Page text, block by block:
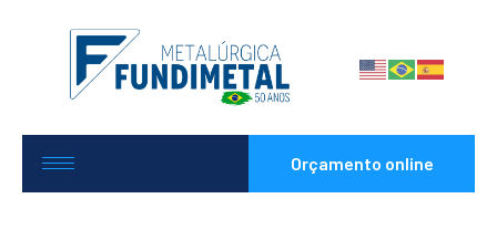
Orçamento online